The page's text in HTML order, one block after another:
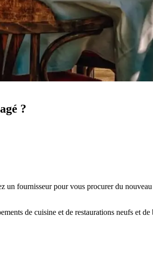
?
fournisseur pour vous procurer du
de cuisine et de restaurations neufs et